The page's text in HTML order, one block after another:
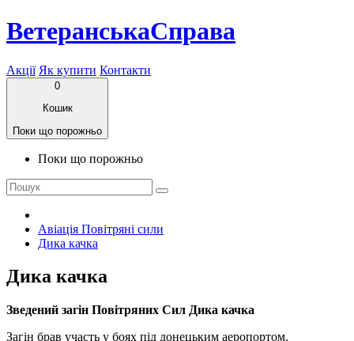
ВетеранськаСправа
Акції Як купити Контакти
0
Кошик
Поки що порожньо
Поки що порожньо
Авіація Повітряні сили
Дика качка
Дика качка
Зведений загін Повітряних Сил Дика качка
Загін брав участь у боях під донецьким аеропортом.